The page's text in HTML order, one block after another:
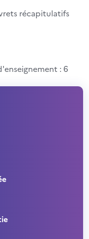
récapitulatifs
: 6